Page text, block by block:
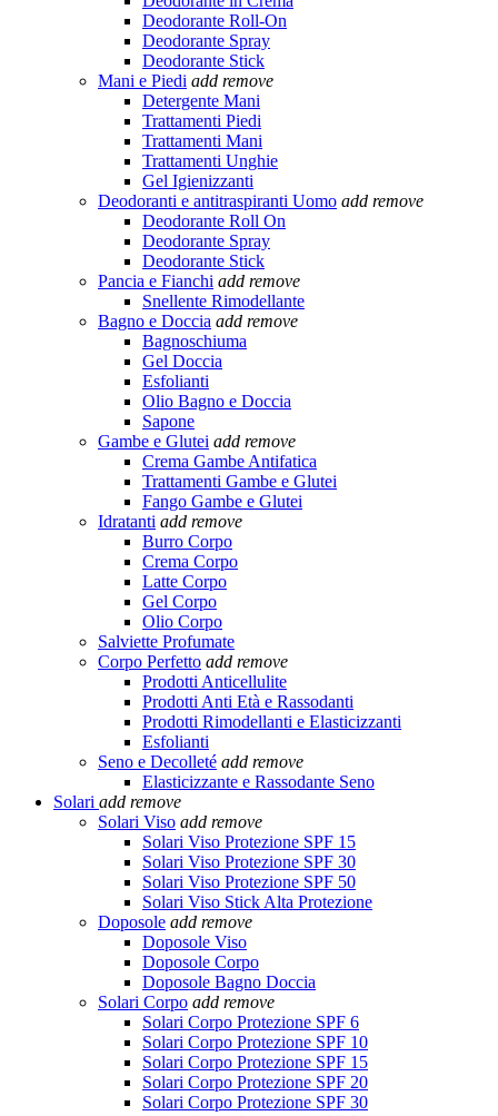
Deodorante Roll-On
Deodorante Spray
Deodorante Stick
Mani e Piedi add remove
Detergente Mani
Trattamenti Piedi
Trattamenti Mani
Trattamenti Unghie
Gel Igienizzanti
Deodoranti e antitraspiranti Uomo add remove
Deodorante Roll On
Deodorante Spray
Deodorante Stick
Pancia e Fianchi add remove
Snellente Rimodellante
Bagno e Doccia add remove
Bagnoschiuma
Gel Doccia
Esfolianti
Olio Bagno e Doccia
Sapone
Gambe e Glutei add remove
Crema Gambe Antifatica
Trattamenti Gambe e Glutei
Fango Gambe e Glutei
Idratanti add remove
Burro Corpo
Crema Corpo
Latte Corpo
Gel Corpo
Olio Corpo
Salviette Profumate
Corpo Perfetto add remove
Prodotti Anticellulite
Prodotti Anti Età e Rassodanti
Prodotti Rimodellanti e Elasticizzanti
Esfolianti
Seno e Decolleté add remove
Elasticizzante e Rassodante Seno
Solari add remove
Solari Viso add remove
Solari Viso Protezione SPF 15
Solari Viso Protezione SPF 30
Solari Viso Protezione SPF 50
Solari Viso Stick Alta Protezione
Doposole add remove
Doposole Viso
Doposole Corpo
Doposole Bagno Doccia
Solari Corpo add remove
Solari Corpo Protezione SPF 6
Solari Corpo Protezione SPF 10
Solari Corpo Protezione SPF 15
Solari Corpo Protezione SPF 20
Solari Corpo Protezione SPF 30